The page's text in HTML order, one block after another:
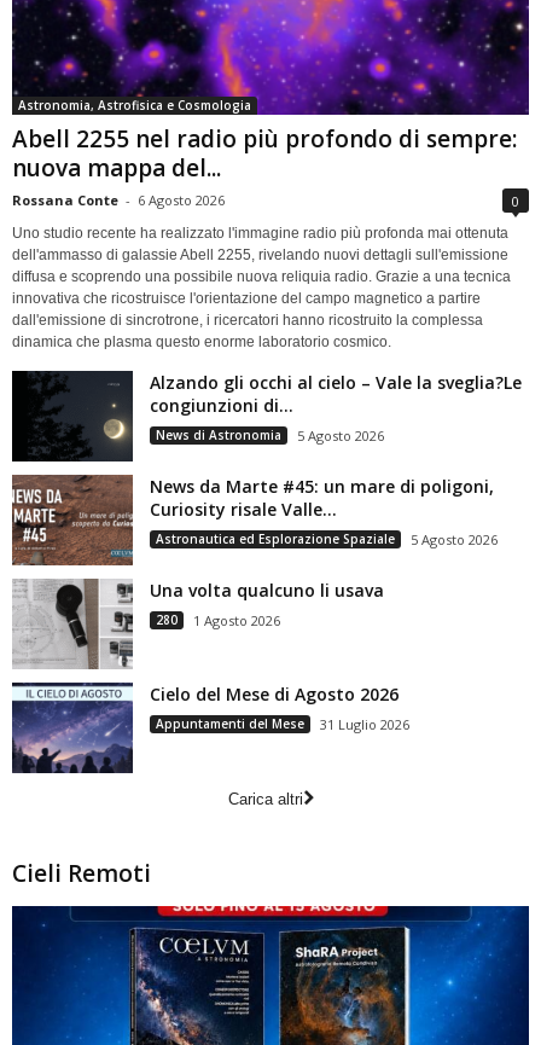
Astronomia, Astrofisica e Cosmologia
Abell 2255 nel radio più profondo di sempre:
nuova mappa del...
Rossana Conte - 6 Agosto 2026 0
Uno studio recente ha realizzato l'immagine radio più profonda mai ottenuta
dell'ammasso di galassie Abell 2255, rivelando nuovi dettagli sull'emissione
diffusa e scoprendo una possibile nuova reliquia radio. Grazie a una tecnica
innovativa che ricostruisce l'orientazione del campo magnetico a partire
dall'emissione di sincrotrone, i ricercatori hanno ricostruito la complessa
dinamica che plasma questo enorme laboratorio cosmico.
Alzando gli occhi al cielo – Vale la sveglia?Le
congiunzioni di...
News di Astronomia 5 Agosto 2026
News da Marte #45: un mare di poligoni,
Curiosity risale Valle...
Astronautica ed Esplorazione Spaziale 5 Agosto 2026
Una volta qualcuno li usava
280 1 Agosto 2026
Cielo del Mese di Agosto 2026
Appuntamenti del Mese 31 Luglio 2026
Carica altri
Cieli Remoti